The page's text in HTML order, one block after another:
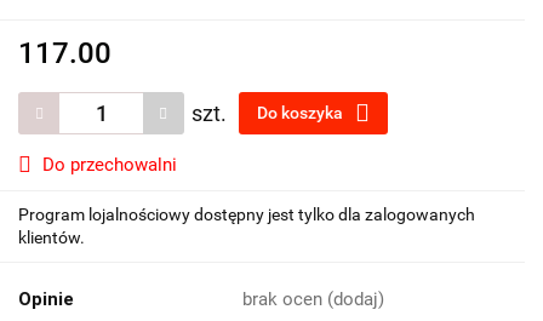
117.00
szt. Do koszyka
Do przechowalni
Program lojalnościowy dostępny jest tylko dla zalogowanych
klientów.
Opinie brak ocen (dodaj)